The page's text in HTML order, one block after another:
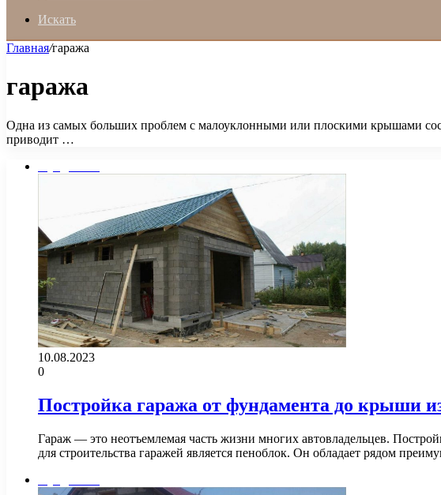
Искать
Главная/гаража
гаража
Одна из самых больших проблем с малоуклонными или плоскими крышами
приводит …
10.08.2023
0
Постройка гаража от фундамента до крыши
Гараж — это неотъемлемая часть жизни многих автовладельцев.
для строительства гаражей является пеноблок. Он обладает рядом